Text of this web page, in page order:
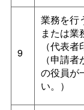
9
業務を行
または業
（代表
（申請
の役員が
い。）